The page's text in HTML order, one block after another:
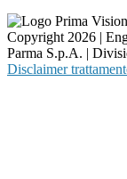
Copyright 2026 |
Parma S.p.A. |
Disclaimer